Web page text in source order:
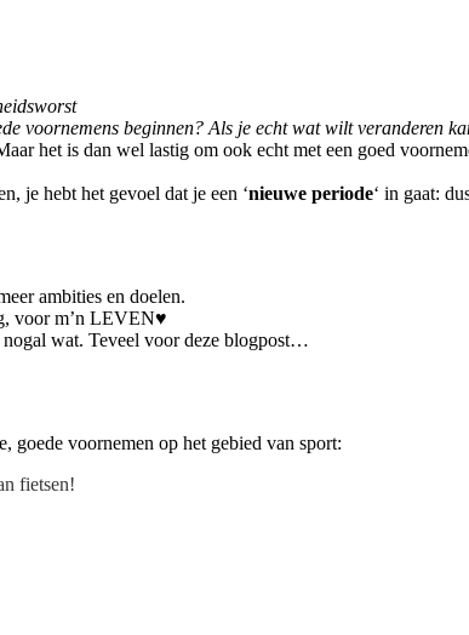
voornemens beginnen? Als je echt wat wilt veranderen
het is dan wel lastig om ook echt met een goed
je hebt het gevoel dat je een ‘nieuwe periode‘ in gaat:
ambities en doelen.
voor m’n LEVEN♥
wat. Teveel voor deze blogpost…
goede voornemen op het gebied van sport:
fietsen!